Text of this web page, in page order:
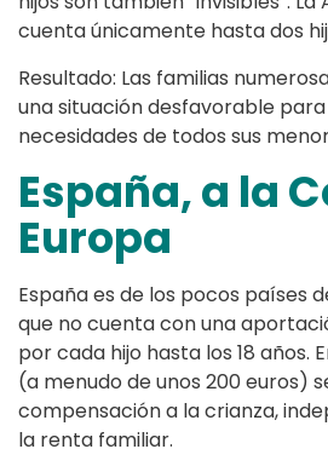
cuenta únicamente hasta dos
Resultado: Las familias
una situación desfavorable
necesidades de todos sus
España, a la
Europa
España es de los pocos países
que no cuenta con una
por cada hijo hasta los 18 años.
(a menudo de unos 200 euros)
compensación a la crianza,
la renta familiar.